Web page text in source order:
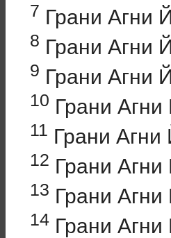
7 Грани Агни
8 Грани Агни
9 Грани Агни
10 Грани Агни
11 Грани Агни
12 Грани Агни
13 Грани Агни
14 Грани Агни